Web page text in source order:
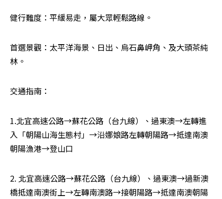
健行難度：平緩易走，屬大眾輕鬆路線。
首選景觀：太平洋海景、日出、烏石鼻岬角、及大頭茶純
林。
交通指南：
1.北宜高速公路→蘇花公路（台九線）、過東澳→左轉進
入「朝陽山海生態村」→沿娜娘路左轉朝陽路→抵達南澳
朝陽漁港→登山口
2. 北宜高速公路→蘇花公路（台九線）、過東澳→過新澳
橋抵達南澳街上→左轉南澳路→接朝陽路→抵達南澳朝陽